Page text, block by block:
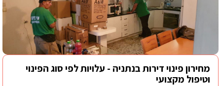
מחירון פינוי דירות בנתניה - עלויות לפי סוג הפינוי
וטיפול מקצועי